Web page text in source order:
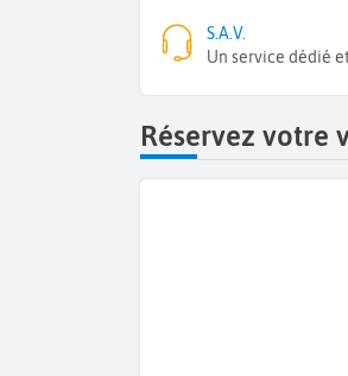
S.A.V.
Un service dédié
Réservez votre